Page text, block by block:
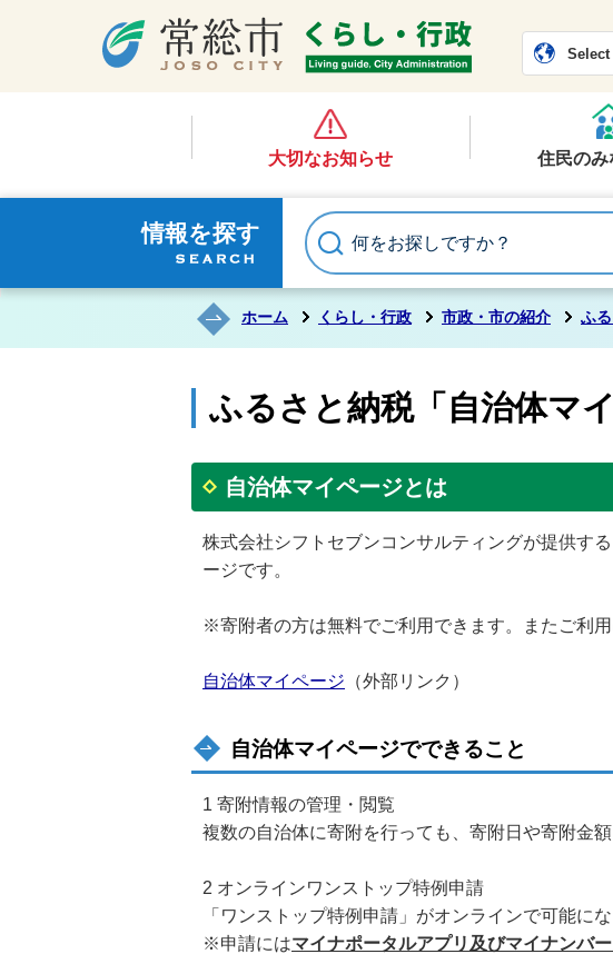
大切なお知らせ 住民のみ
情報を探す
ホーム くらし・行政 市政・市の紹介 ふ
ふるさと納税「自治体マ
自治体マイページとは
株式会社シフトセブンコンサルティングが提供す
ージです。
※寄附者の方は無料でご利用できます。またご利用
自治体マイページ （外部リンク）
自治体マイページでできること
1 寄附情報の管理・閲覧
複数の自治体に寄附を行っても、寄附日や寄附金
2 オンラインワンストップ特例申請
「ワンストップ特例申請」がオンラインで可能にな
※申請にはマイナポータルアプリ及びマイナンバ